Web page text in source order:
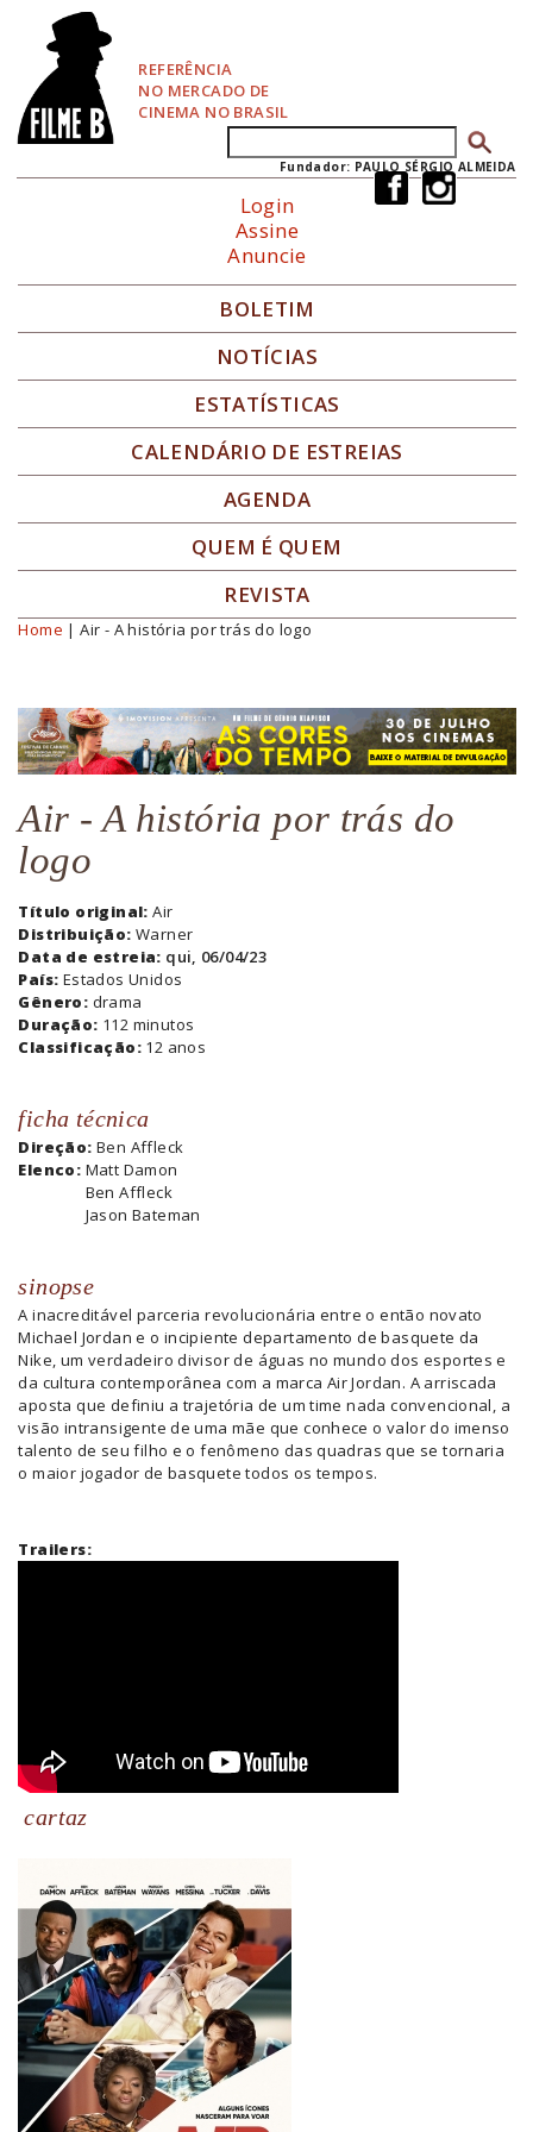
REFERÊNCIA
NO MERCADO DE
CINEMA NO BRASIL
Formulário de busca
Fundador: PAULO SÉRGIO ALMEIDA
Login
Assine
Anuncie
BOLETIM
NOTÍCIAS
ESTATÍSTICAS
CALENDÁRIO DE ESTREIAS
AGENDA
QUEM É QUEM
REVISTA
Você está aqui
Home | Air - A história por trás do logo
Air - A história por trás do
logo
Título original:Air
Distribuição: Warner
Data de estreia: qui, 06/04/23
País: Estados Unidos
Gênero: drama
Duração: 112 minutos
Classificação: 12 anos
ficha técnica
Direção: Ben Affleck
Elenco: Matt Damon
Ben Affleck
Jason Bateman
sinopse
A inacreditável parceria revolucionária entre o então novato
Michael Jordan e o incipiente departamento de basquete da
Nike, um verdadeiro divisor de águas no mundo dos esportes e
da cultura contemporânea com a marca Air Jordan. A arriscada
aposta que definiu a trajetória de um time nada convencional, a
visão intransigente de uma mãe que conhece o valor do imenso
talento de seu filho e o fenômeno das quadras que se tornaria
o maior jogador de basquete todos os tempos.
Trailers:
cartaz